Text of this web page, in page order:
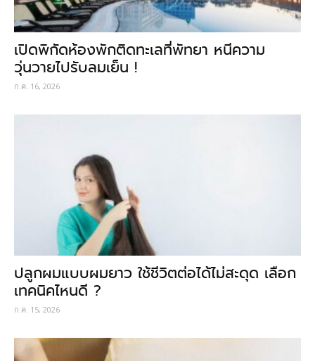
เปิดพิกัดห้องพักติดทะเลที่พัทยา หนีความ
วุ่นวายไปรับลมเย็น !
ก.ค. 16, 2026
ปลูกผมแบบผมยาว ใช้ชีวิตต่อได้ไม่สะดุด เลือก
เทคนิคไหนดี ?
ก.ค. 15, 2026